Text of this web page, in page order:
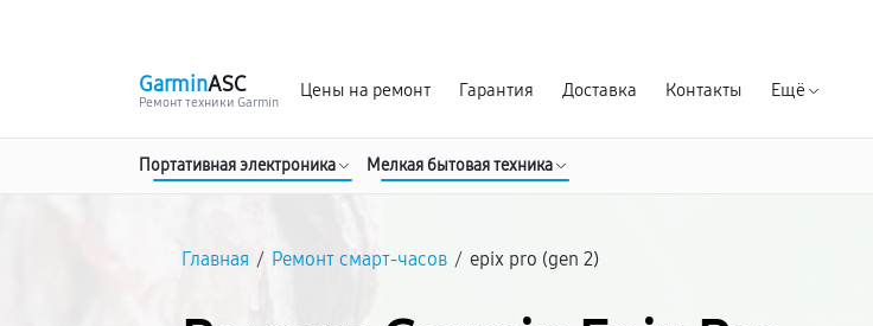
GarminASC
Ремонт техники Garmin
Цены на ремонт Гарантия Доставка Контакты Ещё
Портативная электроника Мелкая бытовая техника
Главная / Ремонт смарт-часов / epix pro (gen 2)